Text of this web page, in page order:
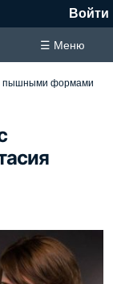
Войти
☰ Меню
пышными формами